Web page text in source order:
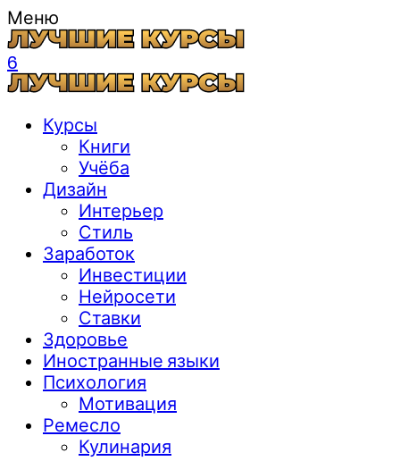
Меню
6
Курсы
Книги
Учёба
Дизайн
Интерьер
Стиль
Заработок
Инвестиции
Нейросети
Ставки
Здоровье
Иностранные языки
Психология
Мотивация
Ремесло
Кулинария